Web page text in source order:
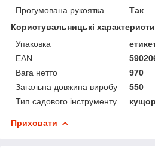
Прогумована рукоятка
Так
Користувальницькі
Упаковка
EAN
Вага нетто
970
Загальна довжина виробу
550
Тип садового інструменту
Приховати